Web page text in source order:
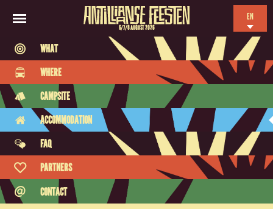
6/7/8 AUGUST 2026
EN
NL
ES
WHAT
WHERE
CAMPSITE
ACCOMMODATION
FAQ
PARTNERS
CONTACT